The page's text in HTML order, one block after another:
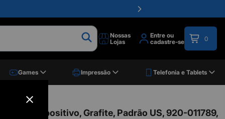
Nossas
Lojas
Entre ou
cadastre-se
0
Games Impressão Telefonia e Tablets
Multi-dispositivo, Grafite, Padrão US, 920-011789,